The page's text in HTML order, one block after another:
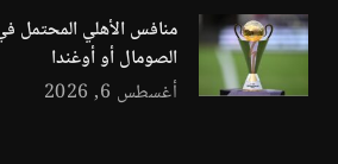
منافس الأهلي المحتمل
الصومال أو أوغندا
أغسطس 6, 2026